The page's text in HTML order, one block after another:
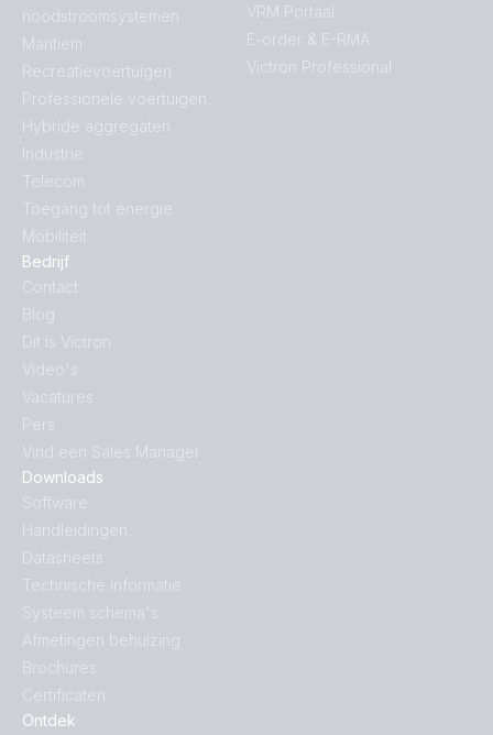
Ontdek
Downloads
Software
Handleidingen
Datasheets
Technische informatie
Systeem schema's
Afmetingen behuizing
Brochures
Certificaten
noodstroomsystemen
Maritiem
Recreatievoertuigen
Professionele voertuigen
Hybride aggregaten
Industrie
Telecom
Toegang tot energie
Mobiliteit
Bedrijf
Contact
Blog
Dit is Victron
Video's
Vacatures
Pers
Vind een Sales Manager
VRM Portaal
E-order & E-RMA
Victron Professional